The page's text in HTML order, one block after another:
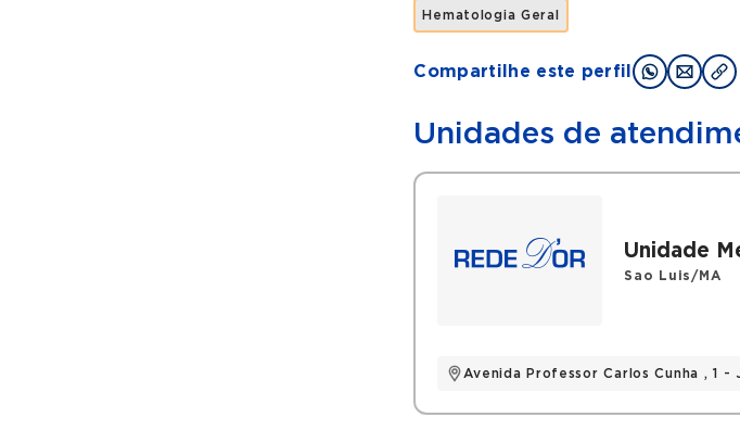
Hematologia Geral
Compartilhe este perfil
Unidades de
Unidade
Sao Luis/MA
Avenida Professor Carlos Cunha , 1